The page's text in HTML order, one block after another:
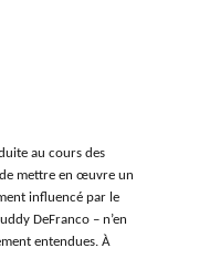
au cours des
mettre en œuvre un
influencé par le
DeFranco – n’en
entendues. À